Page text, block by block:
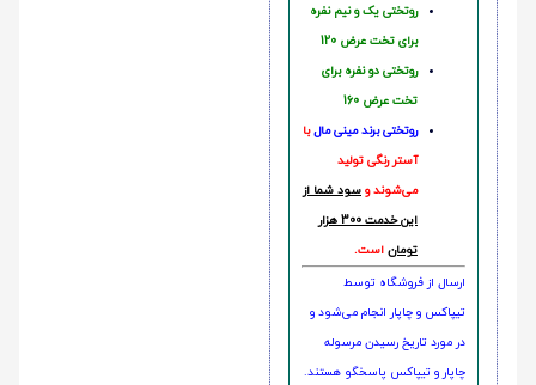
روتختی یک و نیم نفره
برای تخت عرض 120
روتختی دو نفره برای
تخت عرض 160
روتختی‌ برند مینی مالبا
آستر رنگی تولید
می‌شوند و سود شما از
این خدمت 300 هزار
تومان است.
ارسال از فروشگاه توسط
تیپاکس و چاپار انجام می‌شود و
در مورد تاریخ رسیدن مرسوله
چاپار و تیپاکس پاسخگو هستند.